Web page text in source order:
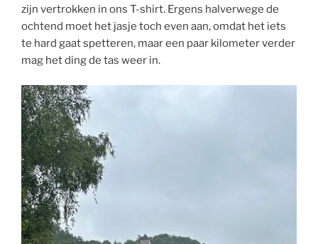
zijn vertrokken in ons T-shirt. Ergens halverwege de
ochtend moet het jasje toch even aan, omdat het iets
te hard gaat spetteren, maar een paar kilometer verder
mag het ding de tas weer in.